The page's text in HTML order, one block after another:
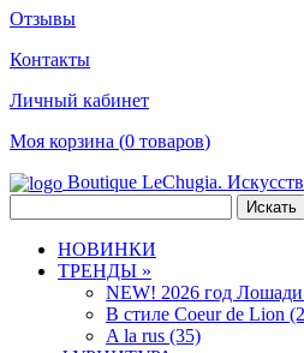
Отзывы
Контакты
Личный кабинет
Моя корзина (0 товаров)
Boutique LeChugia.
НОВИНКИ
ТРЕНДЫ »
NEW! 2026 год
В стиле Coeur de Lion
A la rus (35)